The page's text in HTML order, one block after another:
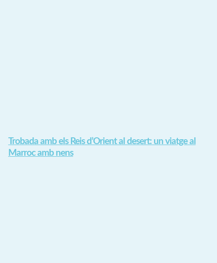
Trobada amb els Reis d’Orient al desert: un viatge al
Marroc amb nens